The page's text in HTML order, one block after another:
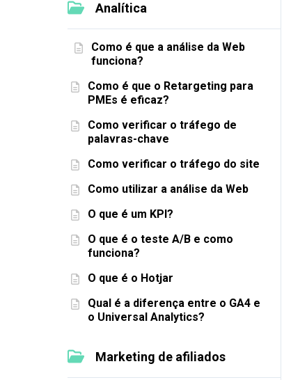
Analítica
Como é que a análise da Web
funciona?
Como é que o Retargeting para
PMEs é eficaz?
Como verificar o tráfego de
palavras-chave
Como verificar o tráfego do site
Como utilizar a análise da Web
O que é um KPI?
O que é o teste A/B e como
funciona?
O que é o Hotjar
Qual é a diferença entre o GA4 e
o Universal Analytics?
Marketing de afiliados